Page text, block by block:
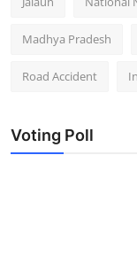
Madhya Pradesh
Road Accident
Voting Poll